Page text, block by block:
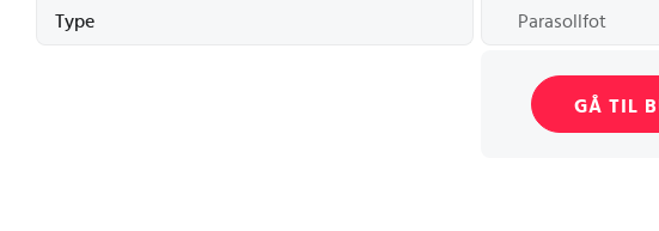
Type Parasollfot
GÅ TIL